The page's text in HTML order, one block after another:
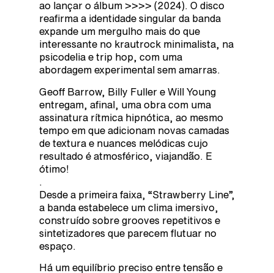
ao lançar o álbum >>>> (2024). O disco
reafirma a identidade singular da banda
expande um mergulho mais do que
interessante no krautrock minimalista, na
psicodelia e trip hop, com uma
abordagem experimental sem amarras.
Geoff Barrow, Billy Fuller e Will Young
entregam, afinal, uma obra com uma
assinatura rítmica hipnótica, ao mesmo
tempo em que adicionam novas camadas
de textura e nuances melódicas cujo
resultado é atmosférico, viajandão. E
ótimo!
Desde a primeira faixa, “Strawberry Line”,
a banda estabelece um clima imersivo,
construído sobre grooves repetitivos e
sintetizadores que parecem flutuar no
espaço.
Há um equilíbrio preciso entre tensão e